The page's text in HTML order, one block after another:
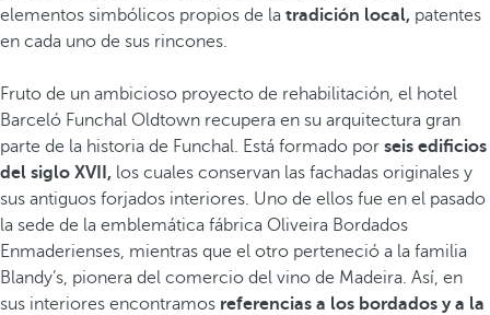
elementos simbólicos propios de la tradición local, patentes
en cada uno de sus rincones.
Fruto de un ambicioso proyecto de rehabilitación, el hotel
Barceló Funchal Oldtown recupera en su arquitectura gran
parte de la historia de Funchal. Está formado por seis edificios
del siglo XVII, los cuales conservan las fachadas originales y
sus antiguos forjados interiores. Uno de ellos fue en el pasado
la sede de la emblemática fábrica Oliveira Bordados
Enmaderienses, mientras que el otro perteneció a la familia
Blandy’s, pionera del comercio del vino de Madeira. Así, en
sus interiores encontramos referencias a los bordados y a la